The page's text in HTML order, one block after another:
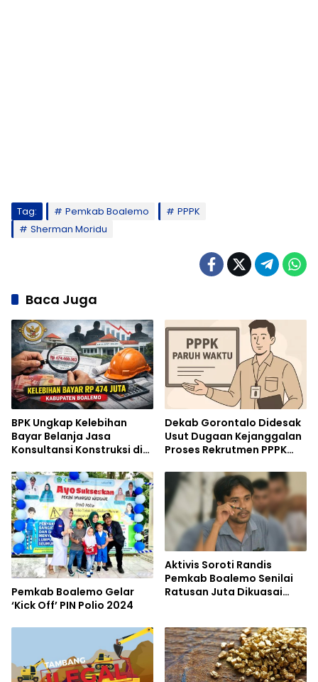
Tag: Pemkab Boalemo
PPPK
Sherman Moridu
Baca Juga
BPK Ungkap Kelebihan
Bayar Belanja Jasa
Konsultansi Konstruksi di
Miliar
Dekab Gorontalo Didesak
Usut Dugaan Kejanggalan
Proses Rekrutmen PPPK
Pemkab Boalemo Gelar
‘Kick Off’ PIN Polio 2024
Aktivis Soroti Randis
Pemkab Boalemo Senilai
Ratusan Juta Dikuasai